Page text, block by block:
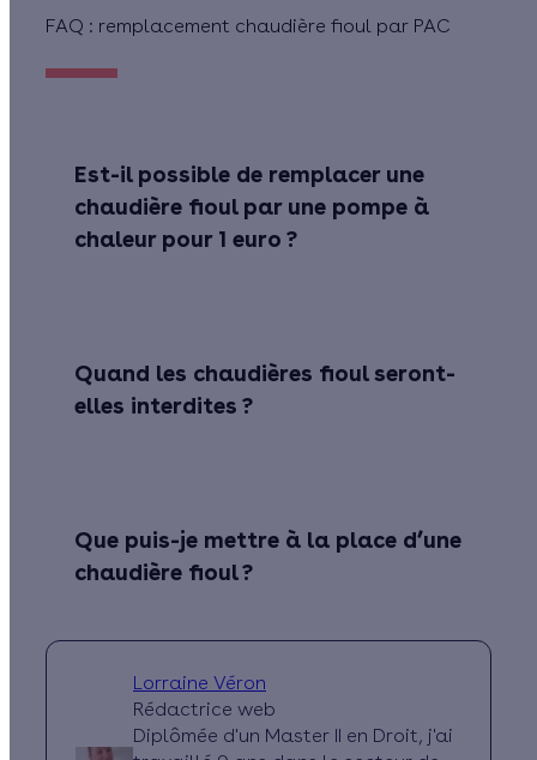
FAQ : remplacement chaudière fioul par PAC
Est-il possible de remplacer une
chaudière fioul par une pompe à
chaleur pour 1 euro ?
Quand les chaudières fioul seront-
elles interdites ?
Que puis-je mettre à la place d’une
chaudière fioul ?
Lorraine Véron
Rédactrice web
Diplômée d'un Master II en Droit, j'ai